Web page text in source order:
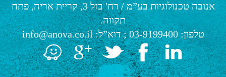
אנובה טכנולוגיות בע”מ/
רח' בזל 3, קריית אריה, פתח
תקווה.
טלפון:03-9199400; דוא”ל:info@anova.co.il